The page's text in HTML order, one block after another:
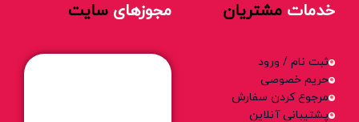
خدمات مشتریان
ثبت نام / ورود
حریم خصوصی
مرجوع کردن سفارش
پشتیبانی آنلاین
مجوزهای سایت